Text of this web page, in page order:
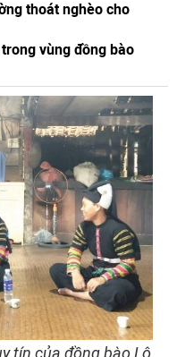
thoát nghèo cho
vùng đồng bào
tín của đồng bào Lô